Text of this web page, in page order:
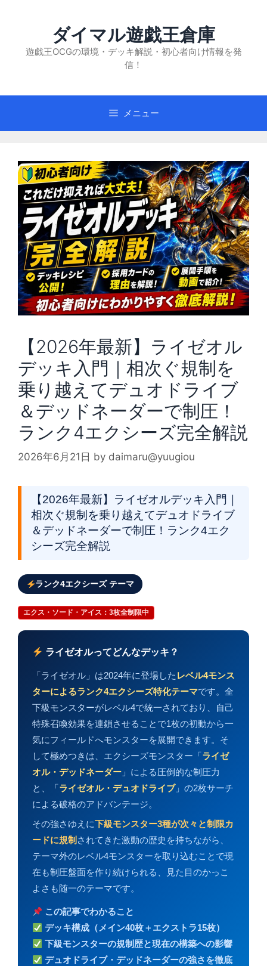
ス
ダイマル遊戯王倉庫
遊戯王OCGの環境・デッキ解説・初心者向け情報を発
信！
メニュー
【2026年最新】ライゼオル
デッキ入門｜相次ぐ規制を
乗り越えてデュオドライブ
＆デッドネーダーで制圧！
ランク4エクシーズ完全解説
2026年6月21日 by daimaru@yuugiou
【2026年最新】ライゼオルデッキ入門｜
相次ぐ規制を乗り越えてデュオドライブ
＆デッドネーダーで制圧！ランク4エク
シーズ完全解説
ランク4エクシーズ テーマ
エクス・ソード・アイス：3枚全制限中
ライゼオルってどんなデッキ？
「ライゼオル」は2024年に登場した レベル4モンス
ターによるランク4エクシーズ特化テーマです。全
下級モンスターがレベル4で統一されており、自己
特殊召喚効果を連鎖させることで1枚の初動から一
気にフィールドへモンスターを展開できます。そ
して極めつきは、エクシーズモンスター「 ライゼ
オル・デッドネーダー 」による圧倒的な制圧力
と、「 ライゼオル・デュオドライブ」の2枚サーチ
による破格のアドバンテージ。
その強さゆえに下級モンスター3種が次々と制限カ
ードに規制 されてきた激動の歴史を持ちながら、
テーマ外のレベル4モンスターを取り込むことで現
在も制圧盤面を作り続けられる、見た目のかっこ
よさも随一のテーマです。
この記事でわかること
デッキ構成（メイン40枚＋エクストラ15枚）
下級モンスターの規制歴と現在の構築への影響
デュオドライブ・デッドネーダーの強さを徹底